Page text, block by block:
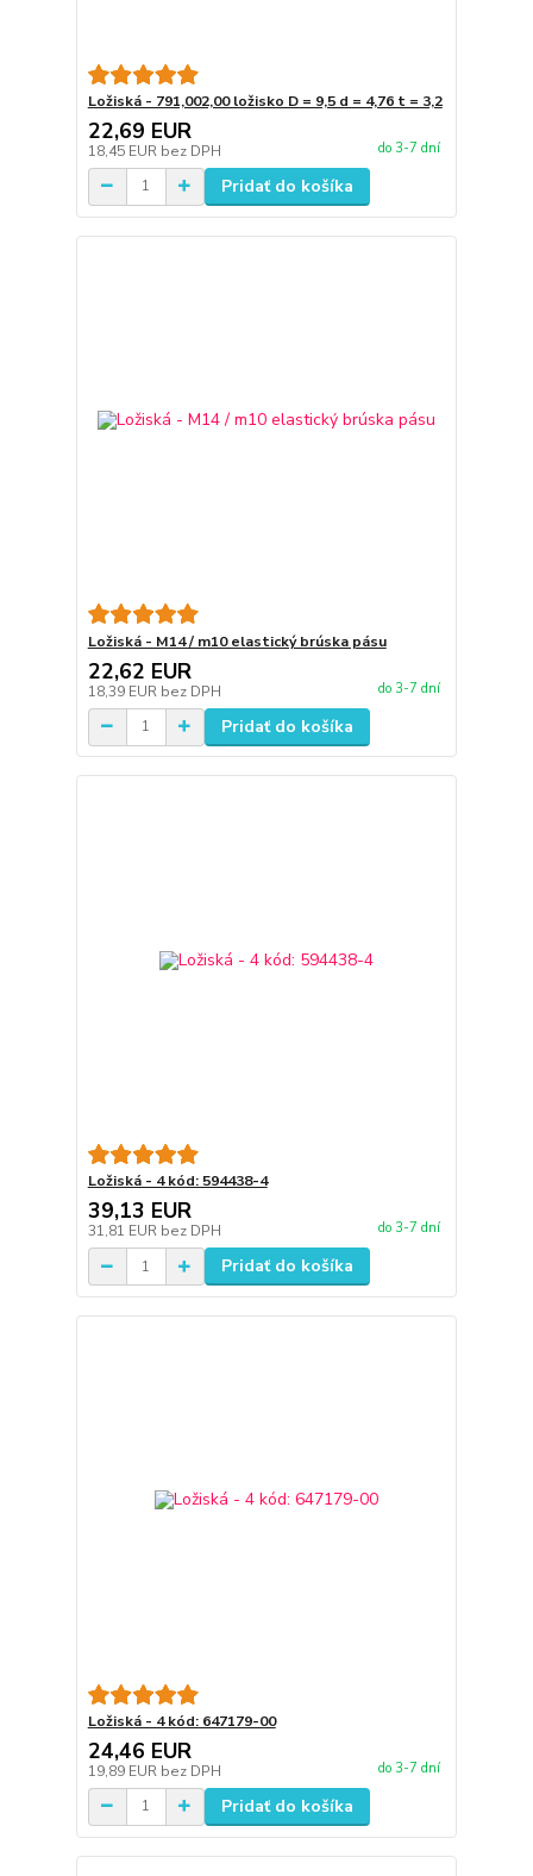
Ložiská - 791,002,00 ložisko D = 9,5 d = 4,76 t = 3,2
22,69 EUR
18,45 EUR bez DPH do 3-7 dní
Pridať do košíka
Ložiská - M14 / m10 elastický brúska pásu
22,62 EUR
18,39 EUR bez DPH do 3-7 dní
Pridať do košíka
Ložiská - 4 kód: 594438-4
39,13 EUR
31,81 EUR bez DPH do 3-7 dní
Pridať do košíka
Ložiská - 4 kód: 647179-00
24,46 EUR
19,89 EUR bez DPH do 3-7 dní
Pridať do košíka